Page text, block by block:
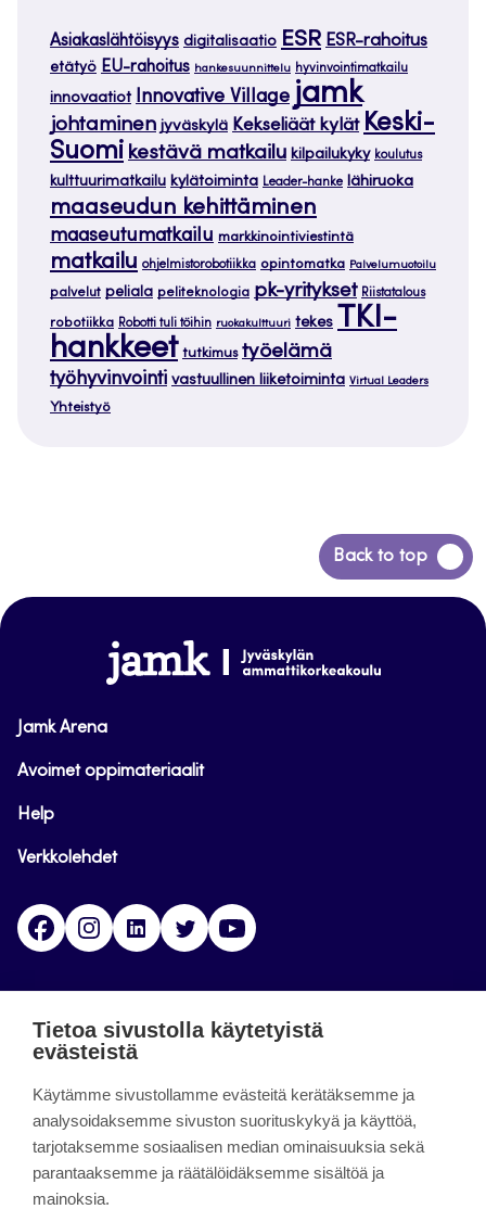
Asiakaslähtöisyys digitalisaatio ESR ESR-rahoitus
etätyö EU-rahoitus hankesuunnittelu hyvinvointimatkailu
innovaatiot Innovative Village jamk
johtaminen jyväskylä Kekseliäät kylät Keski-
Suomi kestävä matkailu kilpailukyky koulutus
kulttuurimatkailu kylätoiminta Leader-hanke lähiruoka
maaseudun kehittäminen
maaseutumatkailu markkinointiviestintä
matkailu ohjelmistorobotiikka opintomatka Palvelumuotoilu
palvelut peliala peliteknologia pk-yritykset Riistatalous
robotiikka Robotti tuli töihin ruokakulttuuri tekes TKI-
hankkeet tutkimus työelämä
työhyvinvointi vastuullinen liiketoiminta Virtual Leaders
Yhteistyö
Back to top
Siirry
takaisin
www.jamk.fi
Jamk Arena
Avoimet oppimateriaalit
Help
Verkkolehdet
FacebookInstagramLinkedinTwitter
päättynyt 11.9.2023.
About the site
Käyttöehdot
Tietoa sivustolla käytetyistä
evästeistä
Käytämme sivustollamme evästeitä kerätäksemme ja
analysoidaksemme sivuston suorituskykyä ja käyttöä,
tarjotaksemme sosiaalisen median ominaisuuksia sekä
parantaaksemme ja räätälöidäksemme sisältöä ja
mainoksia.